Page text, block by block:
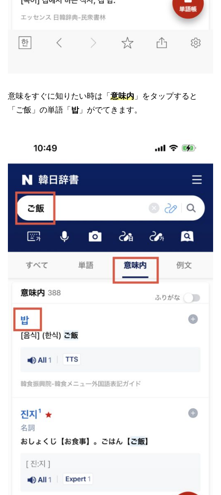
意味をすぐに知りたい時は「 意味内 」をタップすると
「ご飯」の単語「 밥」がでてきます。